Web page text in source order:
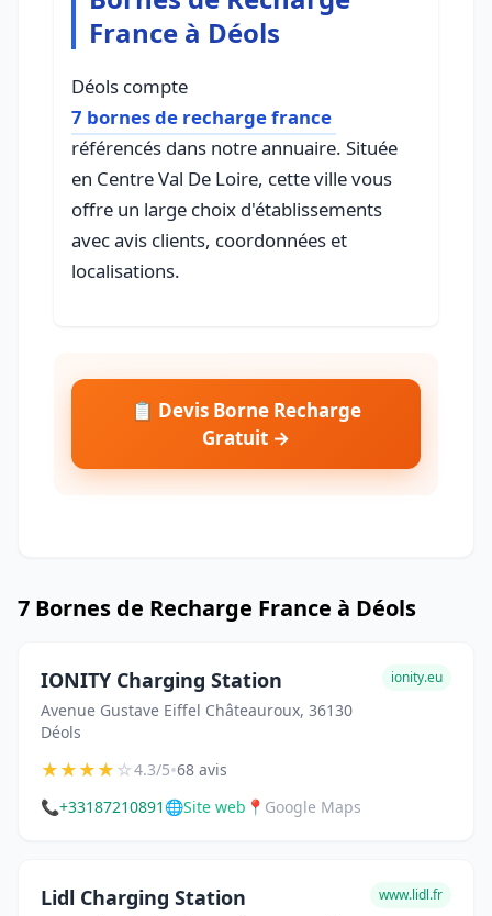
France à Déols
Déols compte
7 bornes de recharge france
référencés dans notre annuaire. Située
en Centre Val De Loire, cette ville vous
offre un large choix d'établissements
avec avis clients, coordonnées et
localisations.
📋 Devis Borne Recharge
Gratuit →
7 Bornes de Recharge France à Déols
IONITY Charging Station
Avenue Gustave Eiffel Châteauroux, 36130
Déols
ionity.eu
★★★★☆4.3/5•68 avis
📞+33187210891 🌐Site web 📍 Google Maps
Lidl Charging Station www.lidl.fr